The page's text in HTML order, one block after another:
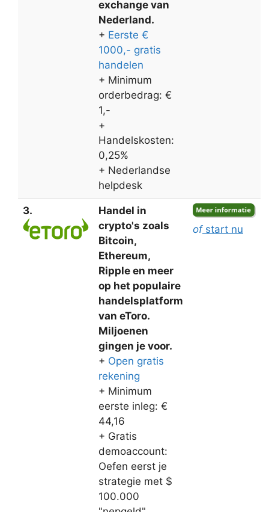
exchange van
Nederland.
+ Eerste €
1000,- gratis
handelen
+ Minimum
orderbedrag: €
1,-
+
Handelskosten:
0,25%
+ Nederlandse
helpdesk
3.
Handel in
crypto's zoals
Bitcoin,
Ethereum,
Ripple en meer
op het populaire
handelsplatform
van eToro.
Miljoenen
gingen je voor.
+ Open gratis
rekening
+ Minimum
eerste inleg: €
44,16
+ Gratis
demoaccount:
Oefen eerst je
strategie met $
100.000
ofstart nu